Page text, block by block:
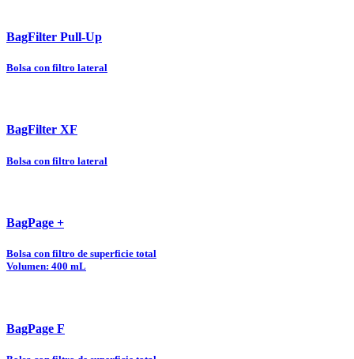
BagFilter Pull-Up
Bolsa con filtro lateral
BagFilter XF
Bolsa con filtro lateral
BagPage +
Bolsa con filtro de superficie total
Volumen: 400 mL
BagPage F